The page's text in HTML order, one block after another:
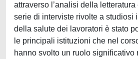
attraverso l’analisi della letteratura
serie di interviste rivolte a studiosi
della salute dei lavoratori è stato
le principali istituzioni che nel
hanno svolto un ruolo significativo